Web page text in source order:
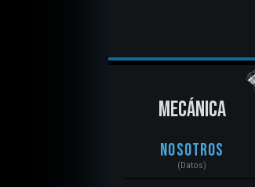
MECÁNICA
Nosotros
(Datos)